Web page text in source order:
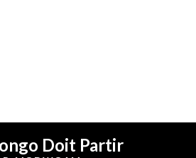
Doit Partir